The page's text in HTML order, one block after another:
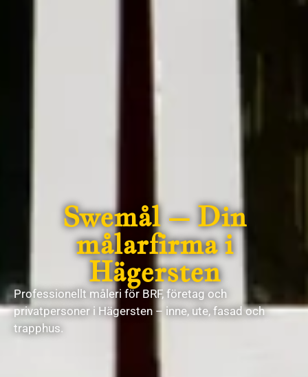
Swemål – Din
målarfirma i
Hägersten
Professionellt måleri för BRF, företag och
privatpersoner i Hägersten – inne, ute, fasad och
trapphus.